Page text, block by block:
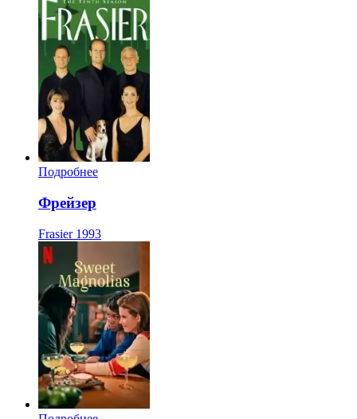
Подробнее
Фрейзер
Frasier 1993